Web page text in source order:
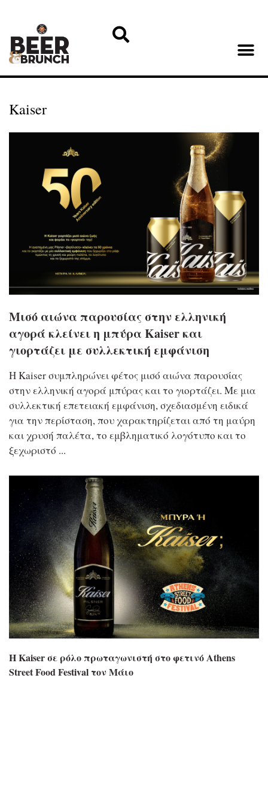
Kaiser
Μισό αιώνα παρουσίας στην ελληνική
αγορά κλείνει η μπύρα Kaiser και
γιορτάζει με συλλεκτική εμφάνιση
Η Kaiser συμπληρώνει φέτος μισό αιώνα παρουσίας
στην ελληνική αγορά μπύρας και το γιορτάζει. Με μια
συλλεκτική επετειακή εμφάνιση, σχεδιασμένη ειδικά
για την περίσταση, που χαρακτηρίζεται από τη μαύρη
και χρυσή παλέτα, το εμβληματικό λογότυπο και το
ξεχωριστό ...
Η Kaiser σε ρόλο πρωταγωνιστή στο φετινό Athens
Street Food Festival τον Μάιο